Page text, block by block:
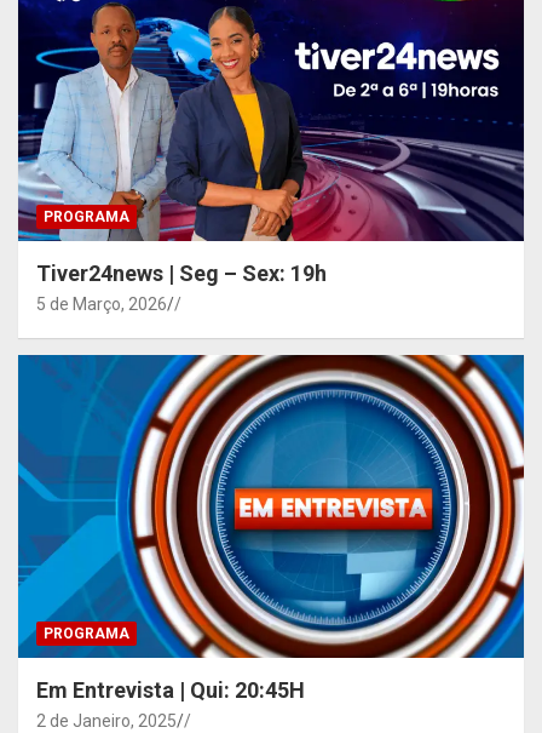
PROGRAMA
Tiver24news | Seg – Sex: 19h
5 de Março, 2026 /
PROGRAMA
Em Entrevista | Qui: 20:45H
2 de Janeiro, 2025 /